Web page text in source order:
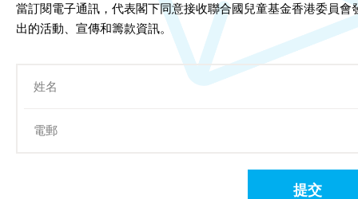
當訂閱電子通訊，代表閣下同意接收聯合國兒童基金香港委員會
出的活動、宣傳和籌款資訊。
提交